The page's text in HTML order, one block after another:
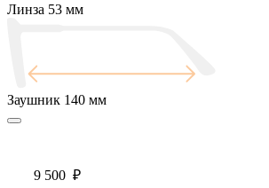
Линза 53 мм
Заушник 140 мм
9 500 ₽